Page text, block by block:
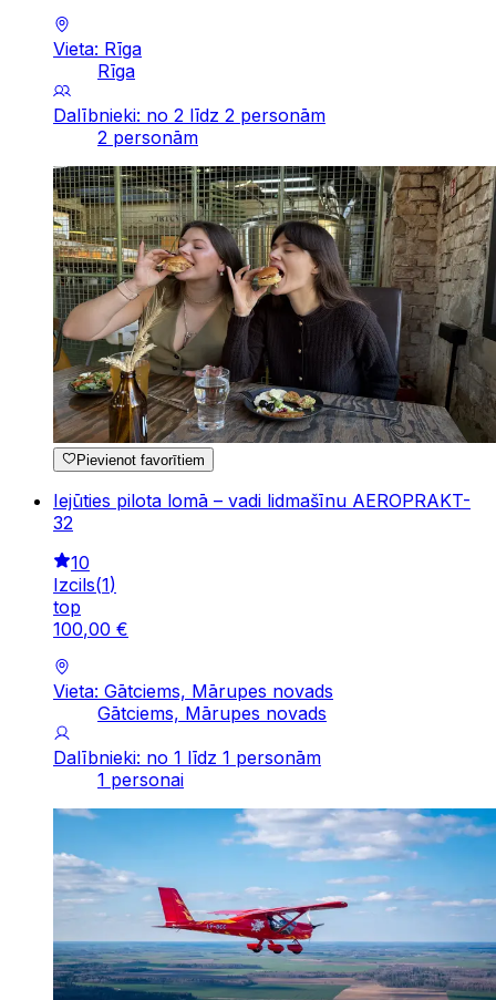
Vieta: Rīga
Rīga
Dalībnieki: no 2 līdz 2 personām
2 personām
Pievienot favorītiem
Iejūties pilota lomā – vadi lidmašīnu AEROPRAKT-
32
10
Izcils(1)
top
100,00 €
Vieta: Gātciems, Mārupes novads
Gātciems, Mārupes novads
Dalībnieki: no 1 līdz 1 personām
1 personai